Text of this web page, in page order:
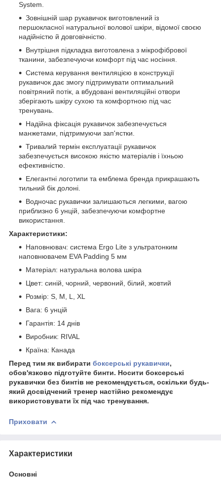
System.
Зовнішній шар рукавичок виготовлений із
першокласної натуральної волової шкіри, відомої своєю
надійністю й довговічністю.
Внутрішня підкладка виготовлена з мікрофібрової
тканини, забезпечуючи комфорт під час носіння.
Система керування вентиляцією в конструкції
рукавичок дає змогу підтримувати оптимальний
повітряний потік, а вбудовані вентиляційні отвори
зберігають шкіру сухою та комфортною під час
тренувань.
Надійна фіксація рукавичок забезпечується
манжетами, підтримуючи зап'ястки.
Тривалий термін експлуатації рукавичок
забезпечується високою якістю матеріалів і їхньою
ефективністю.
Елегантні логотипи та емблема бренда прикрашають
тильний бік долоні.
Водночас рукавички залишаються легкими, вагою
приблизно 6 унцій, забезпечуючи комфортне
використання.
Характеристики:
Наповнювач: система Ergo Lite з ультратонким
наповнювачем EVA Padding 5 мм
Матеріал: натуральна волова шкіра
Цвет: синій, чорний, червоний, білий, жовтий
Розмір: S, M, L, XL
Вага: 6 унцій
Гарантія: 14 днів
Виробник: RIVAL
Країна: Канада
Перед тим як вибирати боксерські рукавички,
обов'язково підготуйте бинти. Носити боксерські
рукавички без бинтів не рекомендується, оскільки будь-
який досвідчений тренер настійно рекомендує
використовувати їх під час тренування.
Приховати
Характеристики
Основні